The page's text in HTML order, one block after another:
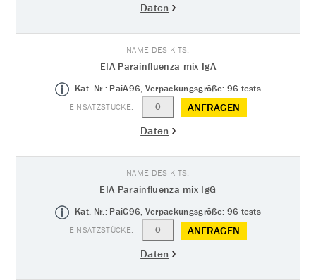
Daten
EIA Parainfluenza mix IgA
Kat. Nr.: PaiA96, Verpackungsgröße: 96 tests
ANFRAGEN
Daten
EIA Parainfluenza mix IgG
Kat. Nr.: PaiG96, Verpackungsgröße: 96 tests
ANFRAGEN
Daten